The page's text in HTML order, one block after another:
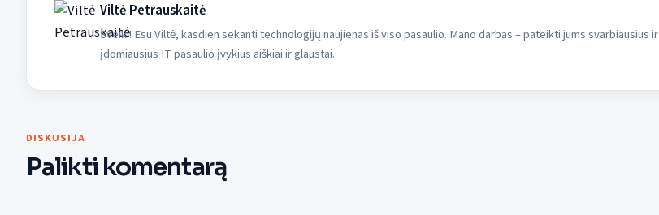
Viltė Petrauskaitė
Sveiki! Esu Viltė, kasdien sekanti technologijų naujienas iš viso pasaulio. Mano darbas – pateikti jums svarbiausius ir
įdomiausius IT pasaulio įvykius aiškiai ir glaustai.
DISKUSIJA
Palikti komentarą